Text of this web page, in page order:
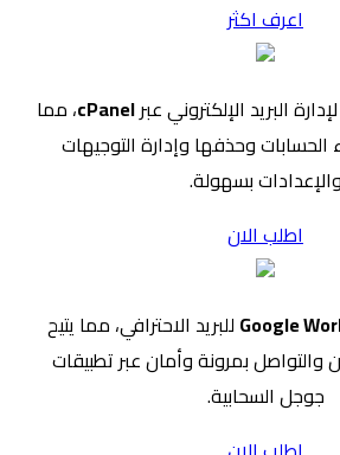
اعرف اكثر
البريد الإلكتروني عبرcPanel، مما
الحسابات وحذفها وإدارة التوجيهات
والإعدادات بسهولة.
اطلب الان
Google للبريد الاحترافي، مما يتيح
والتواصل بمرونة وأمان عبر تطبيقات
جوجل السحابية.